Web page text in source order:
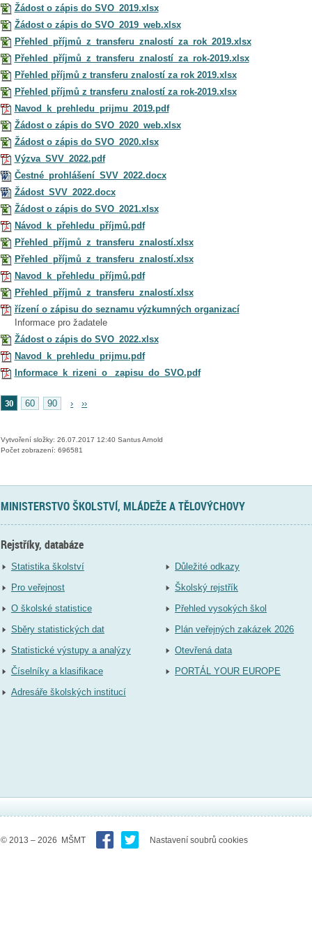
Žádost o zápis do SVO_2019.xlsx
Žádost o zápis do SVO_2019_web.xlsx
Přehled_příjmů_z_transferu_znalostí_za_rok_2019.xlsx
Přehled_příjmů_z_transferu_znalostí_za_rok-2019.xlsx
Přehled příjmů z transferu znalostí za rok 2019.xlsx
Přehled příjmů z transferu znalostí za rok-2019.xlsx
Navod_k_prehledu_prijmu_2019.pdf
Žádost o zápis do SVO_2020_web.xlsx
Žádost o zápis do SVO_2020.xlsx
Výzva_SVV_2022.pdf
Čestné_prohlášení_SVV_2022.docx
Žádost_SVV_2022.docx
Žádost o zápis do SVO_2021.xlsx
Návod_k_přehledu_příjmů.pdf
Přehled_příjmů_z_transferu_znalostí.xlsx
Přehled_příjmů_z_transferu_znalostí.xlsx
Navod_k_přehledu_příjmů.pdf
Přehled_příjmů_z_transferu_znalostí.xlsx
řízení o zápisu do seznamu výzkumných organizací
Informace pro žadatele
Žádost o zápis do SVO_2022.xlsx
Navod_k_prehledu_prijmu.pdf
Informace_k_rizeni_o_ zapisu_do_SVO.pdf
30 60 90 › ››
Vytvoření složky: 26.07.2017 12:40 Santus Arnold
Počet zobrazení: 696581
MINISTERSTVO ŠKOLSTVÍ, MLÁDEŽE A TĚLOVÝCHOVY
Rejstříky, databáze
Statistika školství
Pro veřejnost
O školské statistice
Sběry statistických dat
Statistické výstupy a analýzy
Číselníky a klasifikace
Adresáře školských institucí
Důležité odkazy
Školský rejstřík
Přehled vysokých škol
Plán veřejných zakázek 2026
Otevřená data
PORTÁL YOUR EUROPE
© 2013 – 2026 MŠMT Nastavení soubrů cookies